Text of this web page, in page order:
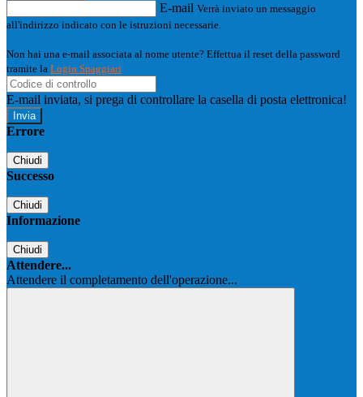
E-mail Verrà inviato un messaggio
all'indirizzo indicato con le istruzioni necessarie.
Non hai una e-mail associata al nome utente? Effettua il reset della password
tramite la Login Spaggiari
E-mail inviata, si prega di controllare la casella di posta elettronica!
Errore
Chiudi
Successo
Chiudi
Informazione
Chiudi
Attendere...
Attendere il completamento dell'operazione...